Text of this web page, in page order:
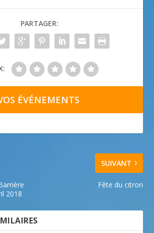
PARTAGER:
ÉVÉNEMENTS
2018
SUIVANT
Fête du citron